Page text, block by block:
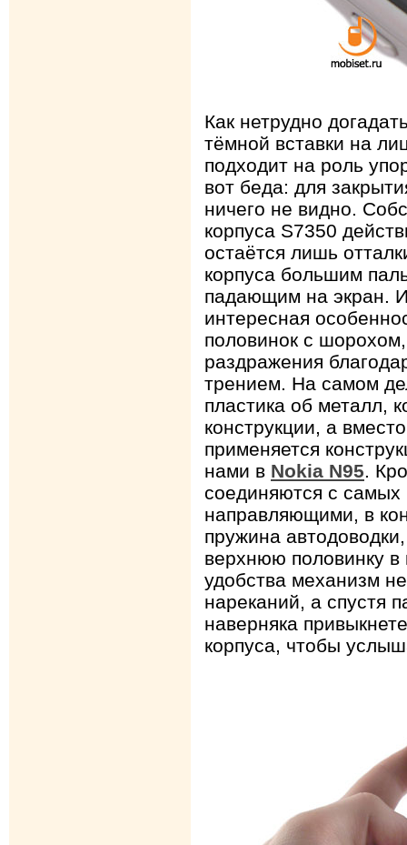
Как нетрудно
тёмной вставки на
подходит на роль
вот беда: для
ничего не видно.
корпуса S7350
остаётся лишь
корпуса большим
падающим на экран.
интересная
половинок с
раздражения
трением. На самом
пластика об металл,
конструкции, а
применяется
нами в Nokia N95.
соединяются с
направляющими, в
пружина
верхнюю половинку
удобства механизм
нареканий, а спустя
наверняка
корпуса, чтобы